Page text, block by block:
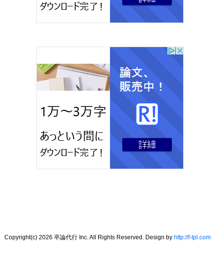
Copyright(c) 2026 卒論代行 Inc. All Rights Reserved. Design by http://f-tpl.com